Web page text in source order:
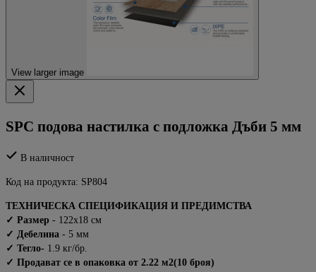
View larger image
SPC подова настилка с подложка Дъби 5 мм
В наличност
Код на продукта: SP804
ТЕХНИЧЕСКА СПЕЦИФИКАЦИЯ И ПРЕДИМСТВА
✓ Размер - 122х18 см
✓ Дебелина - 5 мм
✓ Тегло- 1.9 кг/бр.
✓ Продават се в опаковка от 2.22 м2(10 броя)